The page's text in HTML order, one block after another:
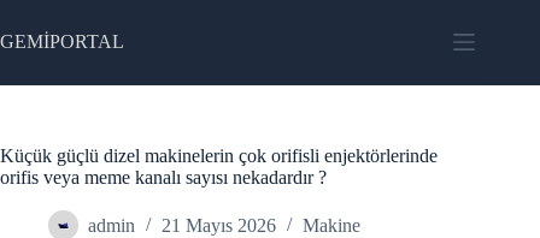
to
content
GEMİPORTAL
Küçük güçlü dizel makinelerin çok orifisli enjektörlerinde
orifis veya meme kanalı sayısı nekadardır ?
admin 21 Mayıs 2026 Makine